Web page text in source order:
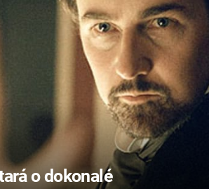
o dokonalé